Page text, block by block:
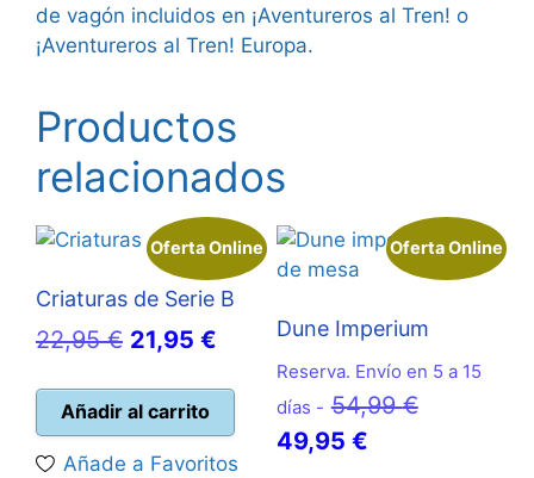
de vagón incluidos en ¡Aventureros al Tren! o
¡Aventureros al Tren! Europa.
Productos
relacionados
Oferta Online
Criaturas de Serie B
22,95€ El
original
21,95 €
precio
actual
Añadir al carrito
Añade a Favoritos
Oferta Online
Dune Imperium
Reserva. Envío en 5 a 15
días - 54,99€El
49,95 €El